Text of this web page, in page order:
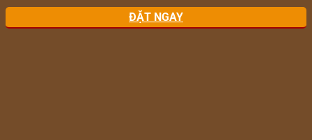
ĐẶT NGAY